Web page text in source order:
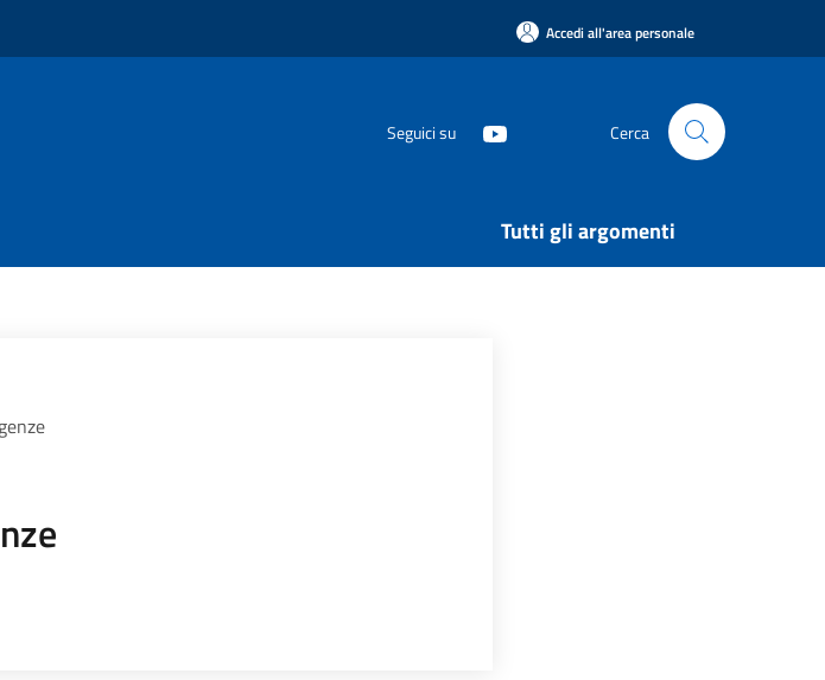
Accedi all'area personale
Seguici su Cerca
Tutti gli argomenti